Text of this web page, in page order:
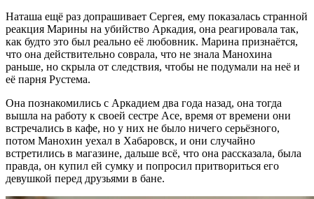
Наташа ещё раз допрашивает Сергея, ему показалась странной
реакция Марины на убийство Аркадия, она реагировала так,
как будто это был реально её любовник. Марина признаётся,
что она действительно соврала, что не знала Манохина
раньше, но скрыла от следствия, чтобы не подумали на неё и
её парня Рустема.
Она познакомились с Аркадием два года назад, она тогда
вышла на работу к своей сестре Асе, время от времени они
встречались в кафе, но у них не было ничего серьёзного,
потом Манохин уехал в Хабаровск, и они случайно
встретились в магазине, дальше всё, что она рассказала, была
правда, он купил ей сумку и попросил притвориться его
девушкой перед друзьями в бане.